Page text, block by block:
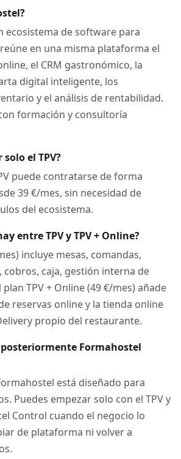
ecosistema de software para
en una misma plataforma el
el CRM gastronómico, la
digital inteligente, los
y el análisis de rentabilidad.
formación y consultoría
el TPV?
puede contratarse de forma
39 €/mes, sin necesidad de
del ecosistema.
entre TPV y TPV + Online?
incluye mesas, comandas,
cobros, caja, gestión interna de
plan TPV + Online (49 €/mes) añade
reservas online y la tienda online
propio del restaurante.
Formahostel
está diseñado para
Puedes empezar solo con el TPV y
Control cuando el negocio lo
de plataforma ni volver a